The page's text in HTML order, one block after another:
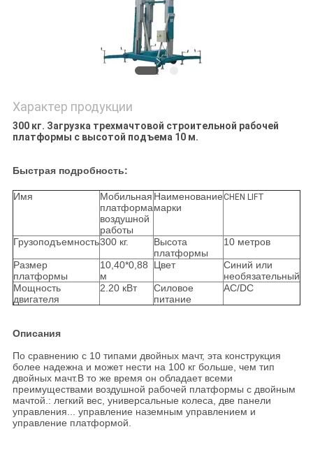
Характер продукции
300 кг. Загрузка трехмачтовой строительной рабочей
платформы с высотой подъема 10 м.
Быстрая подробность:
Имя
Мобильная
платформа
воздушной
работы
Наименование
марки
CHEN LIFT
Грузоподъемность300 кг.
Высота
платформы
10 метров
Размер
платформы
10,40*0,88
м
Цвет
Синий или
необязательный
Мощность
двигателя
2.20 кВт
Силовое
питание
AC/DC
Описания
По сравнению с 10 типами двойных мачт, эта конструкция
более надежна и может нести на 100 кг больше, чем тип
двойных мачт.В то же время он обладает всеми
преимуществами воздушной рабочей платформы с двойным
мачтой.: легкий вес, универсальные колеса, две панели
управления... управление наземным управлением и
управление платформой.